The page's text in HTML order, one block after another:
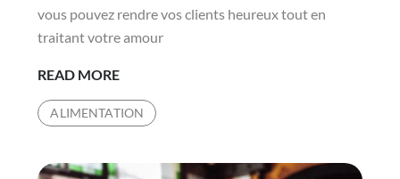
vous pouvez rendre vos clients heureux tout en
traitant votre amour
READ MOREGUIDE
ESSENTIEL
POUR
LA
ALIMENTATION